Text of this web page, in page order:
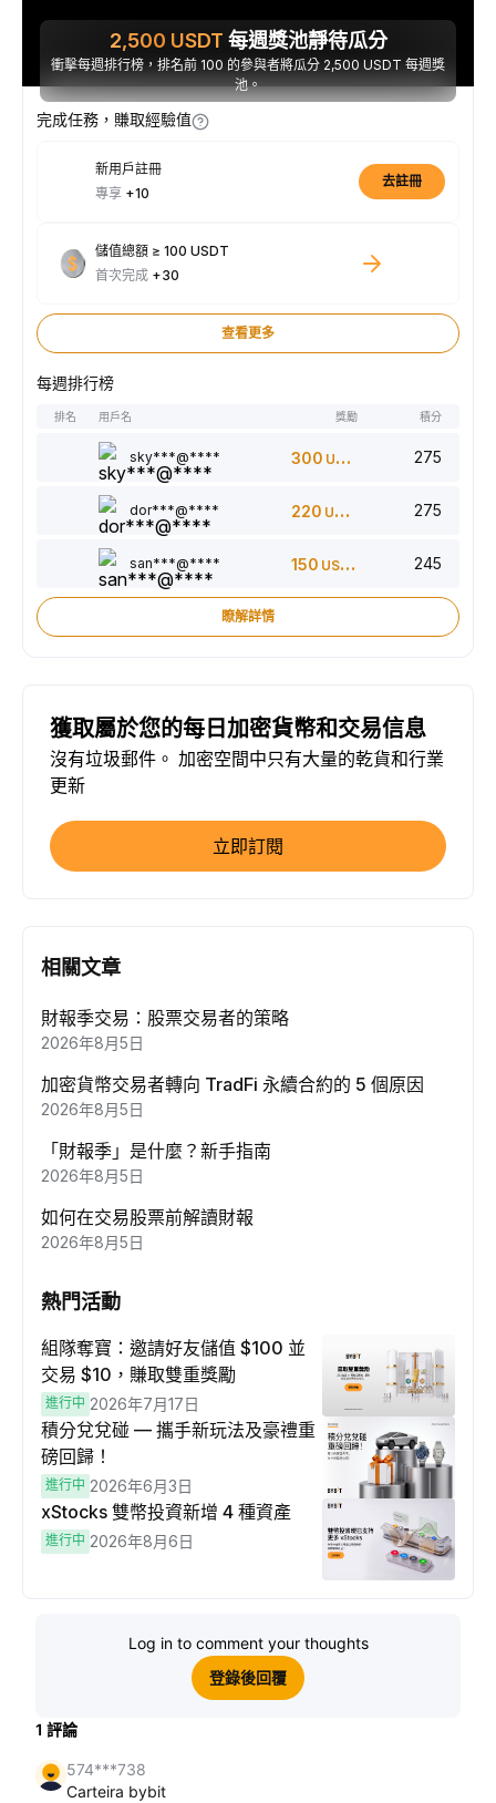
2,500 USDT 每週獎池靜待瓜分
衝擊每週排行榜，排名前 100 的參與者將瓜分 2,500 USDT 每週獎
池。
完成任務，賺取經驗值
新用戶註冊
專享 +10
去註冊
儲值總額 ≥ 100 USDT
首次完成 +30
查看更多
每週排行榜
排名 用戶名 獎勵 積分
sky***@**** 300 USDT 275
dor***@**** 220 USDT 275
san***@**** 150 USDT 245
瞭解詳情
獲取屬於您的每日加密貨幣和交易信息
沒有垃圾郵件。 加密空間中只有大量的乾貨和行業
更新
立即訂閱
相關文章
財報季交易：股票交易者的策略
2026年8月5日
加密貨幣交易者轉向 TradFi 永續合約的 5 個原因
2026年8月5日
「財報季」是什麼？新手指南
2026年8月5日
如何在交易股票前解讀財報
2026年8月5日
熱門活動
組隊奪寶：邀請好友儲值 $100 並
交易 $10，賺取雙重獎勵
進行中 2026年7月17日
積分兌兌碰 — 攜手新玩法及豪禮重
磅回歸！
進行中 2026年6月3日
xStocks 雙幣投資新增 4 種資產
進行中 2026年8月6日
Log in to comment your thoughts
登錄後回覆
1 評論
574***738
Carteira bybit